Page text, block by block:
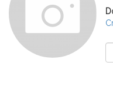
Rechercher